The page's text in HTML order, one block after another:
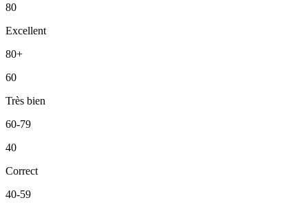
80
Excellent
80+
60
Très bien
60-79
40
Correct
40-59